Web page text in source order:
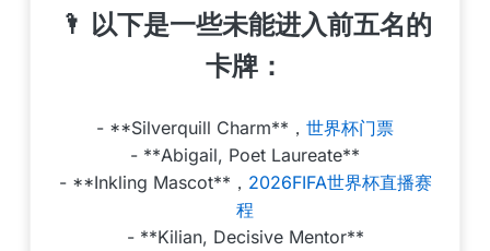
🌂 以下是一些未能进入前五名的
卡牌：
- **Silverquill Charm**， 世界杯门票
- **Abigail, Poet Laureate**
- **Inkling Mascot**， 2026FIFA世界杯直播赛
程
- **Kilian, Decisive Mentor**